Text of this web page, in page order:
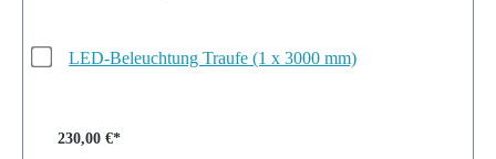
LED-Beleuchtung Traufe (1 x 3000 mm)
230,00 €*